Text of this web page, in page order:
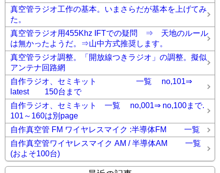
真空管ラジオ工作の基本。いまさらだが基本を上げてみ
た。
真空管ラジオ用455Khz IFTでの疑問 ⇒ 天地のルール
は無かったようだ。⇒山中方式推奨します。
真空管ラジオ調整。「開放線つきラジオ」の調整。擬似
アンテナ回路網
自作ラジオ、セミキット 一覧 no,101⇒
latest 150台まで
自作ラジオ、セミキット 一覧 no,001⇒ no,100まで.
101～160は別page
自作真空管 FM ワイヤレスマイク :半導体FM 一覧
自作真空管ワイヤレスマイク AM / 半導体AM 一覧
(およそ100台)